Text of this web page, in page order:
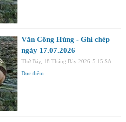
Văn Công Hùng - Ghi chép
ngày 17.07.2026
Thứ Bảy, 18 Tháng Bảy 2026 5:15 SA
Đọc thêm